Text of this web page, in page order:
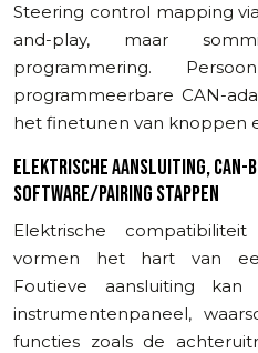
Steering control mapping
and-play, maar
programmering.
programmeerbare CAN-
het finetunen van knoppen
ELEKTRISCHE AANSLUITING, CAN-
SOFTWARE/PAIRING STAPPEN
Elektrische
vormen het hart van
Foutieve aansluiting
instrumentenpaneel,
functies zoals de